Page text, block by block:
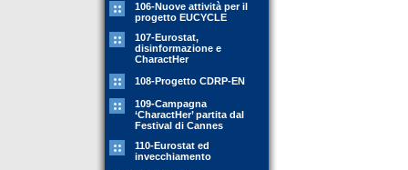
106-Nuove attività per il
progetto EUCYCLE
107-Eurostat,
disinformazione e
CharactHer
108-Progetto CDRP-EN
109-Campagna
‘CharactHer’ partita dal
Festival di Cannes
110-Eurostat ed
invecchiamento